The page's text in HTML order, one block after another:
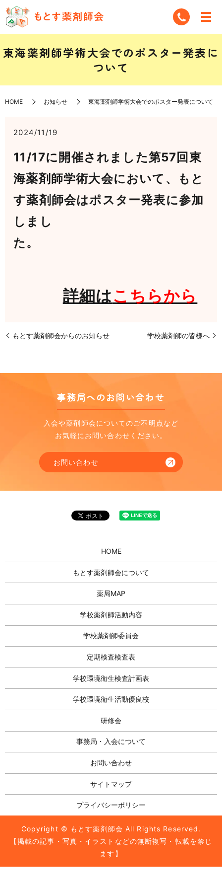
東海薬剤師学術大会でのポスター発表に
ついて
HOME お知らせ 東海薬剤師学術大会でのポスター発表について
2024/11/19
11/17に開催されました第57回東
海薬剤師学術大会において、もと
す薬剤師会はポスター発表に参加
しまし
た
詳細はこちらから
もとす薬剤師会からのお知らせ 学校薬剤師の皆様へ
事務局へのお問い合わせ
入会や薬剤師会についてのご不明点など
お気軽にお問い合わせください。
お問い合わせ
HOME
もとす薬剤師会について
薬局MAP
学校薬剤師活動内容
学校薬剤師委員会
定期検査検査表
学校環境衛生検査計画表
学校環境衛生活動優良校
研修会
事務局・入会について
お問い合わせ
サイトマップ
プライバシーポリシー
Copyright © もとす薬剤師会 All Rights Reserved.
【掲載の記事・写真・イラストなどの無断複写・転載を禁じ
ます】